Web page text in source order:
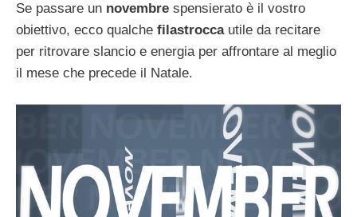
Se passare un novembre spensierato è il vostro
obiettivo, ecco qualche filastroccautile da recitare
per ritrovare slancio e energia per affrontare al meglio
il mese che precede il Natale.